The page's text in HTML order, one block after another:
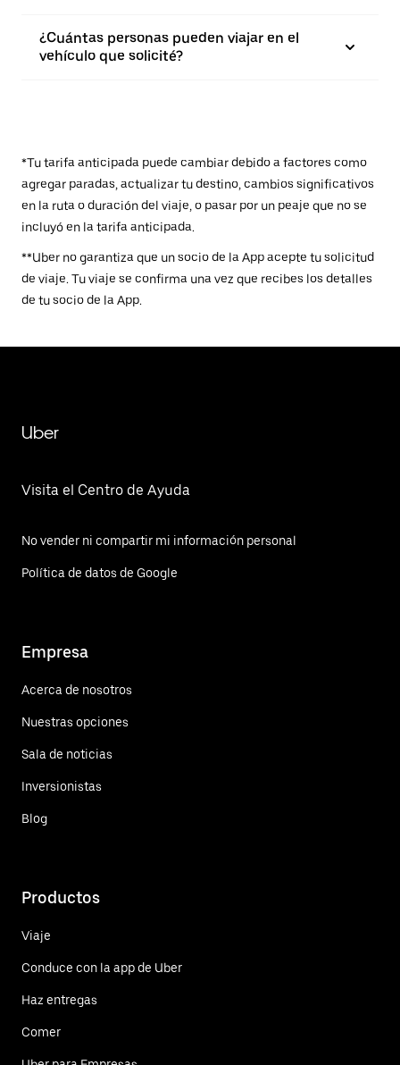
¿Cuántas personas pueden viajar en el
vehículo que solicité?
*Tu tarifa anticipada puede cambiar debido a factores como
agregar paradas, actualizar tu destino, cambios significativos
en la ruta o duración del viaje, o pasar por un peaje que no se
incluyó en la tarifa anticipada.
**Uber no garantiza que un socio de la App acepte tu solicitud
de viaje. Tu viaje se confirma una vez que recibes los detalles
de tu socio de la App.
Uber
Visita el Centro de Ayuda
No vender ni compartir mi información personal
Política de datos de Google
Empresa
Acerca de nosotros
Nuestras opciones
Sala de noticias
Inversionistas
Blog
Productos
Viaje
Conduce con la app de Uber
Haz entregas
Comer